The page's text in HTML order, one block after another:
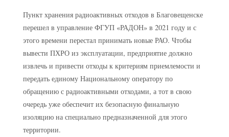
Пункт хранения радиоактивных отходов в Благовещенске
перешел в управление ФГУП «РАДОН» в 2021 году и с
этого времени перестал принимать новые РАО. Чтобы
вывести ПХРО из эксплуатации, предприятие должно
извлечь и привести отходы к критериям приемлемости и
передать единому Национальному оператору по
обращению с радиоактивными отходами, а тот в свою
очередь уже обеспечит их безопасную финальную
изоляцию на специально предназначенной для этого
территории.